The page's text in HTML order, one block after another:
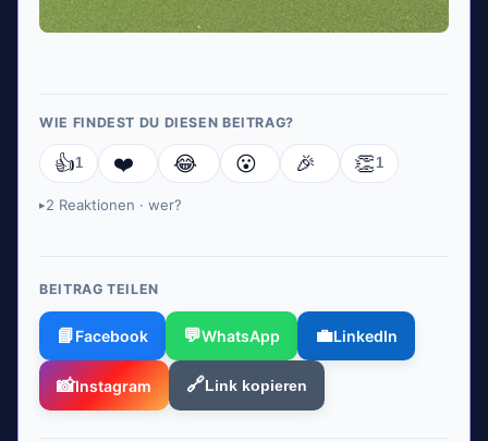
WIE FINDEST DU DIESEN BEITRAG?
👍1 ❤️ 😂 😮 🎉 👏1
▸2 Reaktionen · wer?
BEITRAG TEILEN
📘Facebook 💬WhatsApp 💼LinkedIn
📸Instagram 🔗Link kopieren